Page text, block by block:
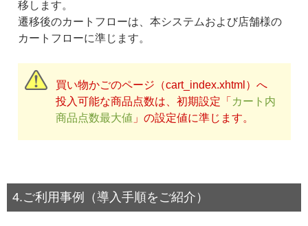
移します。
遷移後のカートフローは、本システムおよび店舗様の
カートフローに準じます。
買い物かごのページ（cart_index.xhtml）へ
投入可能な商品点数は、初期設定「 カート内
商品点数最大値 」の設定値に準じます。
4.ご利用事例（導入手順をご紹介）